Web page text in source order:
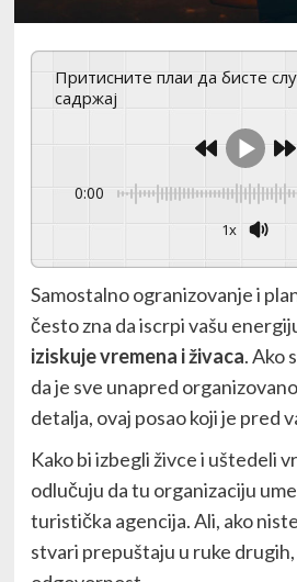
Притисните плаи да бисте слушали овај
садржај
0:00
1x
Samostalno ogranizovanje i
često zna da iscrpi vašu
iziskuje vremena i živaca. Ako
da je sve unapred
detalja, ovaj posao koji je pred
Kako bi izbegli živce i uštedeli
odlučuju da tu organizaciju
turistička agencija. Ali, ako
stvari prepuštaju u ruke